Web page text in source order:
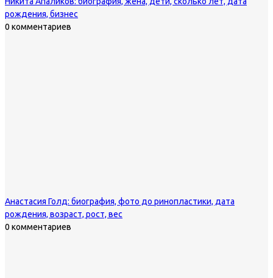
рождения, бизнес
0 комментариев
Анастасия Голд: биография, фото до ринопластики, дата
рождения, возраст, рост, вес
0 комментариев